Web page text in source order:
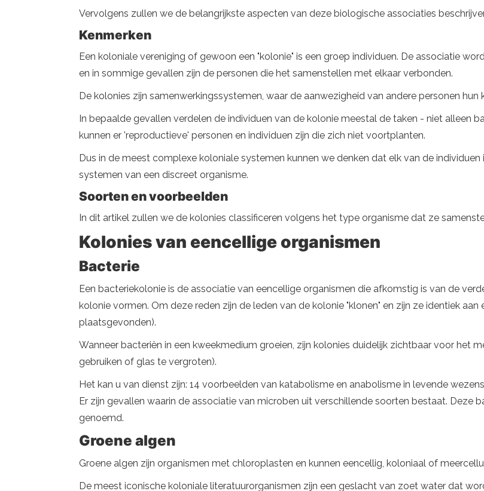
Vervolgens zullen we de belangrijkste aspecten van deze biologische associaties
Kenmerken
Een koloniale vereniging of gewoon een "kolonie" is een groep individuen. De associatie
en in sommige gevallen zijn de personen die het samenstellen met elkaar verbonden.
De kolonies zijn samenwerkingssystemen, waar de aanwezigheid van andere personen
In bepaalde gevallen verdelen de individuen van de kolonie meestal de taken - niet alleen
kunnen er 'reproductieve' personen en individuen zijn die zich niet voortplanten.
Dus in de meest complexe koloniale systemen kunnen we denken dat elk van de
systemen van een discreet organisme.
Soorten en voorbeelden
In dit artikel zullen we de kolonies classificeren volgens het type organisme dat ze
Kolonies van eencellige organismen
Bacterie
Een bacteriekolonie is de associatie van eencellige organismen die afkomstig is van de
kolonie vormen. Om deze reden zijn de leden van de kolonie "klonen" en zijn ze identiek
plaatsgevonden).
Wanneer bacteriën in een kweekmedium groeien, zijn kolonies duidelijk zichtbaar voor het
gebruiken of glas te vergroten).
Het kan u van dienst zijn: 14 voorbeelden van katabolisme en anabolisme in levende wezens
Er zijn gevallen waarin de associatie van microben uit verschillende soorten bestaat.
genoemd.
Groene algen
Groene algen zijn organismen met chloroplasten en kunnen eencellig, koloniaal of
De meest iconische koloniale literatuurorganismen zijn een geslacht van zoet water dat